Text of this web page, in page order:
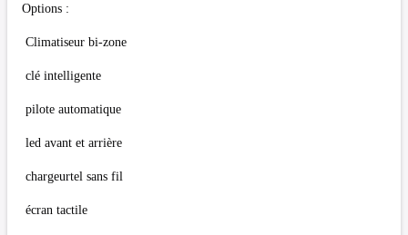
Options :
Climatiseur bi-zone
clé intelligente
pilote automatique
led avant et arrière
chargeurtel sans fil
écran tactile